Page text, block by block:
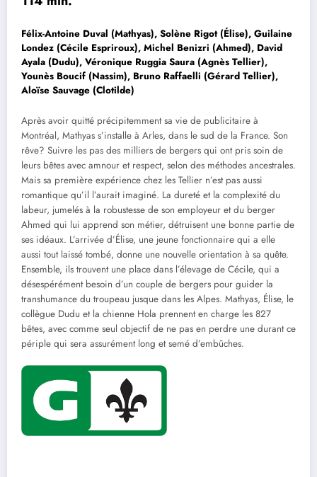
Félix-Antoine Duval (Mathyas), Solène Rigot (Élise), Guilaine
Londez (Cécile Espriroux), Michel Benizri (Ahmed), David
Ayala (Dudu), Véronique Ruggia Saura (Agnès Tellier),
Younès Boucif (Nassim), Bruno Raffaelli (Gérard Tellier),
Aloïse Sauvage (Clotilde)
Après avoir quitté précipitemment sa vie de publicitaire à
Montréal, Mathyas s’installe à Arles, dans le sud de la France. Son
rêve? Suivre les pas des milliers de bergers qui ont pris soin de
leurs bêtes avec amnour et respect, selon des méthodes ancestrales.
Mais sa première expérience chez les Tellier n’est pas aussi
romantique qu’il l’aurait imaginé. La dureté et la complexité du
labeur, jumelés à la robustesse de son employeur et du berger
Ahmed qui lui apprend son métier, détruisent une bonne partie de
ses idéaux. L’arrivée d’Élise, une jeune fonctionnaire qui a elle
aussi tout laissé tombé, donne une nouvelle orientation à sa quête.
Ensemble, ils trouvent une place dans l’élevage de Cécile, qui a
désespérément besoin d’un couple de bergers pour guider la
transhumance du troupeau jusque dans les Alpes. Mathyas, Élise, le
collègue Dudu et la chienne Hola prennent en charge les 827
bêtes, avec comme seul objectif de ne pas en perdre une durant ce
périple qui sera assurément long et semé d’embûches.